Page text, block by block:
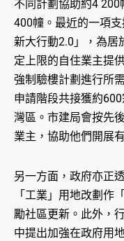
不同計劃協助約4
400幢。最近的一項
新大行動2.0」，為居
定上限的自住業主提
強制驗樓計劃進行所
申請階段共接獲約
灣區。市建局會按先
業主，協助他們開展
另一方面，政府亦正
「工業」用地改劃作
勵社區更新。此外，
中提出加強在政府用